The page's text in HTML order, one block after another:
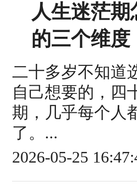
人生迷茫
的三个维度
二十多岁不知道
自己想要的，四
期，几乎每个人
了。...
2026-05-25